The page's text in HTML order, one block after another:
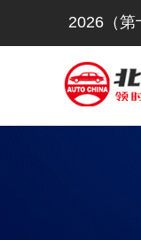
2026（第